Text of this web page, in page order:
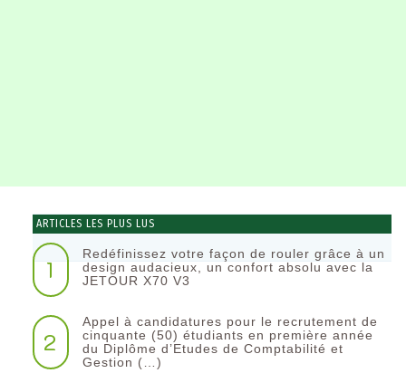
ARTICLES LES PLUS LUS
1
Redéfinissez votre façon de rouler grâce à un
design audacieux, un confort absolu avec la
JETOUR X70 V3
2
Appel à candidatures pour le recrutement de
cinquante (50) étudiants en première année
du Diplôme d’Etudes de Comptabilité et
Gestion (…)